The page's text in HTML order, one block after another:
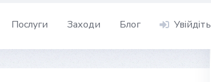
Послуги Заходи Блог Увійдіть